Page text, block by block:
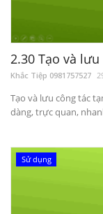
2.30 Tạo và
Khắc Tiệp 0981757527
Tạo và lưu công tác
dàng, trực quan,
Sử dụng